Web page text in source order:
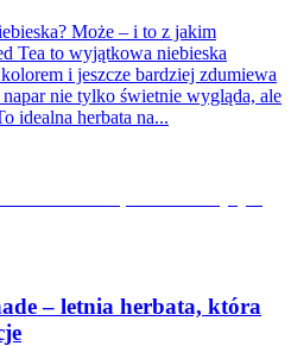
Może – i to z jakim
Tea to wyjątkowa niebieska
i jeszcze bardziej zdumiewa
nie tylko świetnie wygląda, ale
idealna herbata na...
– letnia herbata, która